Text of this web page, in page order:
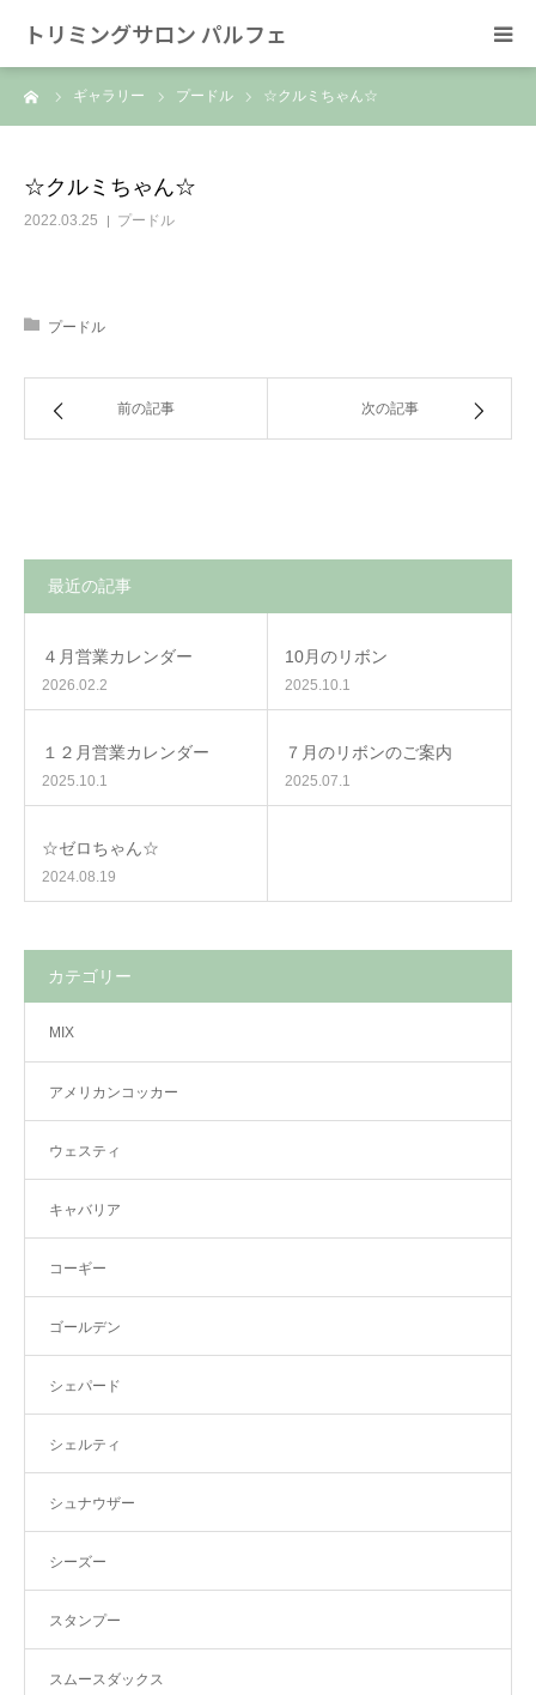
トリミングサロン パルフェ
ギャラリー プードル ☆クルミちゃん☆
☆クルミちゃん☆
2022.03.25 プードル
プードル
前の記事 次の記事
最近の記事
４月営業カレンダー
2026.02.2
10月のリボン
2025.10.1
１２月営業カレンダー
2025.10.1
７月のリボンのご案内
2025.07.1
☆ゼロちゃん☆
2024.08.19
カテゴリー
MIX
アメリカンコッカー
ウェスティ
キャバリア
コーギー
ゴールデン
シェパード
シェルティ
シュナウザー
シーズー
スタンプー
スムースダックス
HOME
SNS/リンク